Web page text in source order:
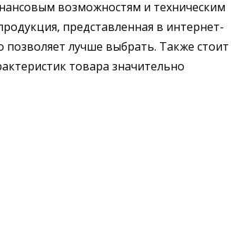
возможностям и техническим
представленная в интернет-
позволяет лучше выбрать. Также стоит
товара значительно